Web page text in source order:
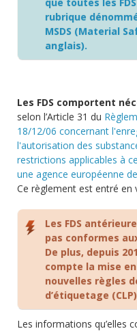
rubrique
MSDS (Material
anglais).
Les FDS comportent
selon l’Article 31 du
18/12/06 concernant
l'autorisation des
restrictions applicables à
une agence européenne
Ce règlement est entré en
Les FDS
pas conformes
De plus, depuis
compte la mise
nouvelles règles
d’étiquetage
Les informations qu’elles